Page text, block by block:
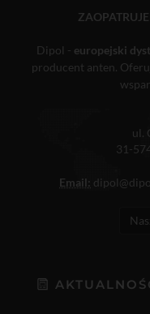
Dipol - europejski
producent anten.
ul.
31-
Email: